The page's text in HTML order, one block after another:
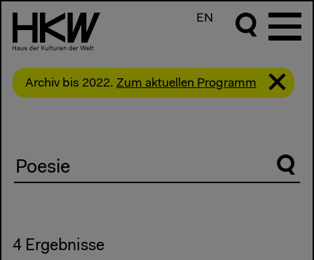
EN
Archiv bis 2022. Zum aktuellen Programm
Suche
4 Ergebnisse